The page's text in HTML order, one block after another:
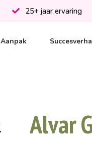
25+ jaar ervaring
Aanpak
Alvar